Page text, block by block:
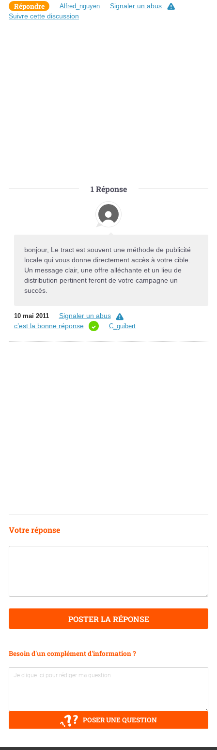
Répondre Alfred_nguyen
Signaler un abus
Suivre cette discussion
1Réponse
bonjour, Le tract est souvent une méthode de publicité
locale qui vous donne directement accès à votre cible.
Un message clair, une offre alléchante et un lieu de
distribution pertinent feront de votre campagne un
succès.
10 mai 2011
Signaler un abus
c’est la bonne réponse
C_guibert
Votre réponse
POSTER LA RÉPONSE
Besoin d'un complément d'information ?
POSER UNE QUESTION